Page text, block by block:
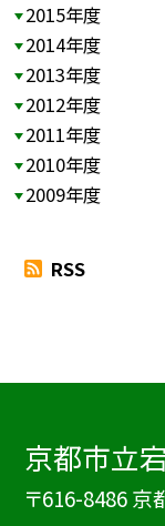
2015年度
2014年度
2013年度
2012年度
2011年度
2010年度
2009年度
RSS
京都市立
〒616-8486